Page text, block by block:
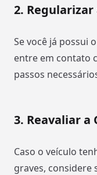
2. Regularizar
Se você já possui
entre em contato
passos
3. Reavaliar a
Caso o veículo
graves, considere